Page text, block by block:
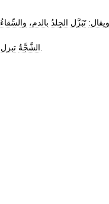
ويقال: تَبَزَّل الجِلدُ بالدم، والسِّقاءُ
الشَّجَّةُ تبزل